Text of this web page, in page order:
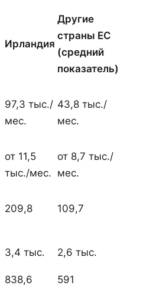
Ирландия
Другие
страны ЕС
(средний
показатель)
97,3 тыс./
мес.
43,8 тыс./
мес.
от 11,5
тыс./мес.
от 8,7 тыс./
мес.
209,8 109,7
3,4 тыс. 2,6 тыс.
838,6
591